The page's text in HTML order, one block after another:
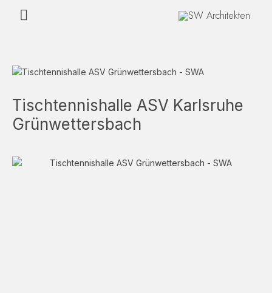
Hauptmenü
Tischtennishalle ASV Karlsruhe
Grünwettersbach